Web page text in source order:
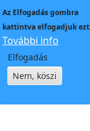
Az Elfogadásgombra
kattintva elfogadjuk ezt
További info
Elfogadás
Nem, köszi